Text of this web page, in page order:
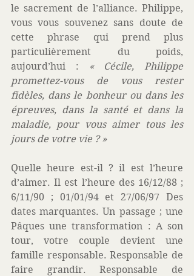
le sacrement de l’alliance. Philippe,
vous vous souvenez sans doute de
cette phrase qui prend plus
particulièrement du poids,
aujourd’hui : « Cécile, Philippe
promettez-vous de vous rester
fidèles, dans le bonheur ou dans les
épreuves, dans la santé et dans la
maladie, pour vous aimer tous les
jours de votre vie ? »
Quelle heure est-il ? il est l’heure
d’aimer. Il est l’heure des 16/12/88 ;
6/11/90 ; 01/01/94 et 27/06/97 Des
dates marquantes. Un passage ; une
Pâques une transformation : A son
tour, votre couple devient une
famille responsable. Responsable de
faire grandir. Responsable de